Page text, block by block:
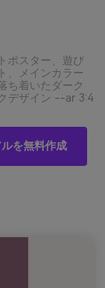
ポスター、遊び
、メインカラー
ち着いたダーク
デザイン --ar 3:4
を無料作成